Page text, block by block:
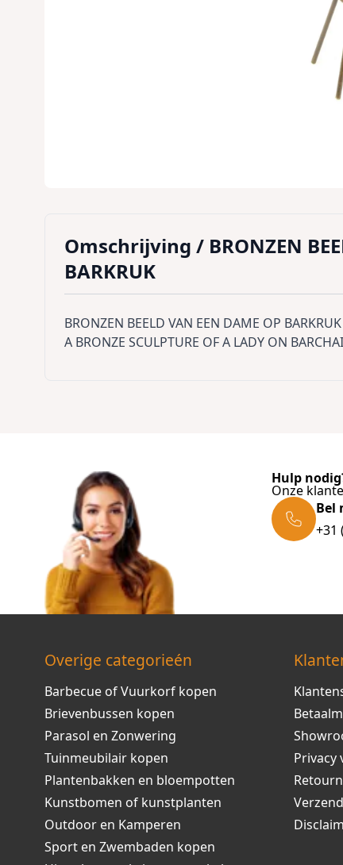
Omschrijving / BRONZEN
BARKRUK
BRONZEN BEELD VAN EEN DAME OP BARKRUK
A BRONZE SCULPTURE OF A LADY ON
Hulp
Onze
Bel
+31
Overige categorieén
Barbecue of Vuurkorf kopen
Brievenbussen kopen
Parasol en Zonwering
Tuinmeubilair kopen
Plantenbakken en bloempotten
Kunstbomen of kunstplanten
Outdoor en Kamperen
Sport en Zwembaden kopen
Privacy